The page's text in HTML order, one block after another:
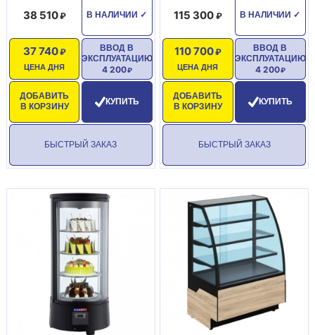
В НАЛИЧИИ ✓
38 510
ЦЕНА ДНЯ
37 740
ДОБАВИТЬ
В КОРЗИНУ
ВВОД В
ЭКСПЛУАТАЦИЮ
4 200
КУПИТЬ
БЫСТРЫЙ ЗАКАЗ
В НАЛИЧИИ ✓
115 300
ЦЕНА ДНЯ
110 700
ДОБАВИТЬ
В КОРЗИНУ
ВВОД В
ЭКСПЛУАТАЦИЮ
4 200
КУПИТЬ
БЫСТРЫЙ ЗАКАЗ